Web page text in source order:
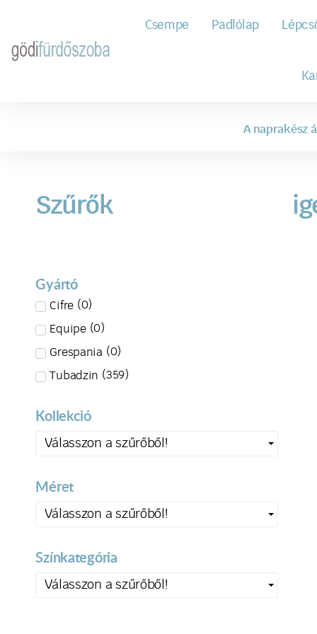
Csempe Padlólap
A naprakész
Szűrők
Gyártó
Cifre (0)
Equipe (0)
Grespania (0)
Tubadzin (359)
Kollekció
Válasszon a szűrőből!
Méret
Válasszon a szűrőből!
Színkategória
Válasszon a szűrőből!